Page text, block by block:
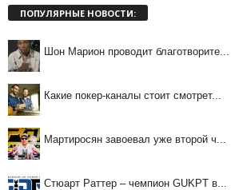
ПОПУЛЯРНЫЕ НОВОСТИ:
Шон Марион проводит благотворите...
Какие покер-каналы стоит смотрет...
Мартиросян завоевал уже второй ч...
Стюарт Раттер – чемпион GUKPT в...